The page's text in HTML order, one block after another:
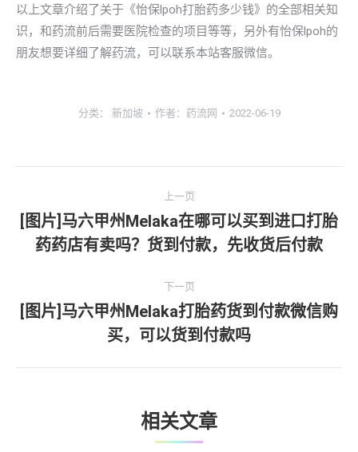
以上文章介绍了关于《怡保lpoh打胎药多少钱》的全部相关知
识，和药流前后需要医院检查的项目等等，另外有怡保lpoh的
朋友想要详细了解药流，可以联系本站客服微信。
分类： 新加坡 作者： 药流网 2022-06-19
章
导
上一页
上
一
[图片]马六甲州Melaka在哪可以买到进口打胎
药药店有卖吗？货到付款，先收货后付款
下一页
下
一
文
[图片]马六甲州Melaka打胎药货到付款微信购
买，可以货到付款吗
相关文章